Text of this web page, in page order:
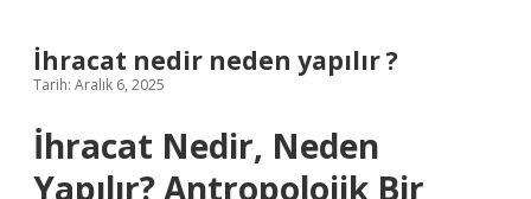
İhracat nedir neden yapılır ?
Tarih: Aralık 6, 2025
İhracat Nedir, Neden
Yapılır? Antropolojik Bir